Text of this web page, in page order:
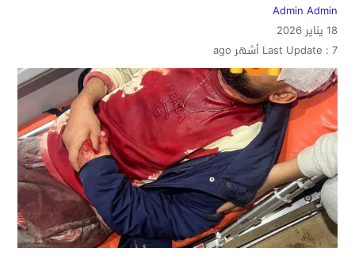
Admin Admin
18 يناير 2026
Last Update : 7 أشهر ago